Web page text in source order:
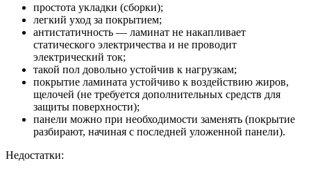
простота укладки (сборки);
легкий уход за покрытием;
антистатичность — ламинат не накапливает
статического электричества и не проводит
электрический ток;
такой пол довольно устойчив к нагрузкам;
покрытие ламината устойчиво к воздействию жиров,
щелочей (не требуется дополнительных средств для
защиты поверхности);
панели можно при необходимости заменять (покрытие
разбирают, начиная с последней уложенной панели).
Недостатки: